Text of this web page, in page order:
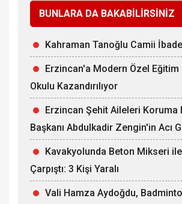
BUNLARA DA BAKABİLİRSİNİZ
Kahraman Tanoğlu Camii
Erzincan'a Modern Özel
Okulu Kazandırılıyor
Erzincan Şehit Aileleri Koruma
Başkanı Abdulkadir Zengin'in Acı
Kavakyolunda Beton Mikseri
Çarpıştı: 3 Kişi Yaralı
Vali Hamza Aydoğdu,